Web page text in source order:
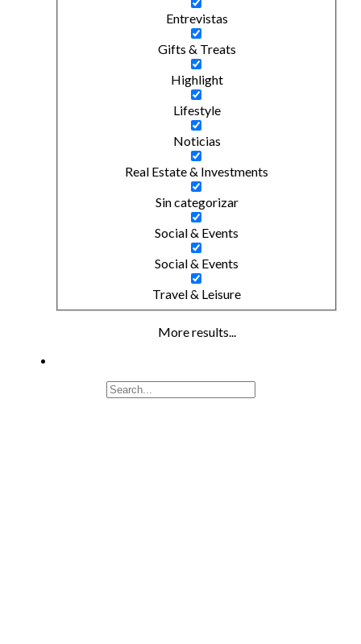
Entrevistas
Gifts & Treats
Highlight
Lifestyle
Noticias
Real Estate & Investments
Sin categorizar
Social & Events
Social & Events
Travel & Leisure
More results...